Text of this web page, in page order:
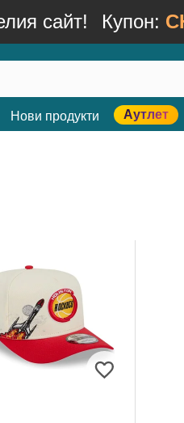
сайт! Купон:
Нови продукти Аутлет